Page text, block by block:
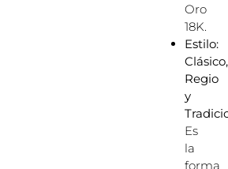
Oro
18K.
Estilo:
Clásico,
Regio
y
Es
la
forma